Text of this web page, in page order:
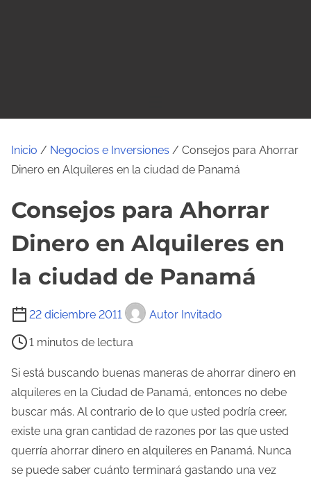
Inicio / Negocios e Inversiones / Consejos para Ahorrar
Dinero en Alquileres en la ciudad de Panamá
Consejos para Ahorrar
Dinero en Alquileres en
la ciudad de Panamá
22 diciembre 2011 Autor Invitado
T
e
m
p
o
d
e
l
1 minutos de lectura
Si está buscando buenas maneras de ahorrar dinero en
alquileres en la Ciudad de Panamá, entonces no debe
buscar más. Al contrario de lo que usted podría creer,
existe una gran cantidad de razones por las que usted
querría ahorrar dinero en alquileres en Panamá. Nunca
se puede saber cuánto terminará gastando una vez